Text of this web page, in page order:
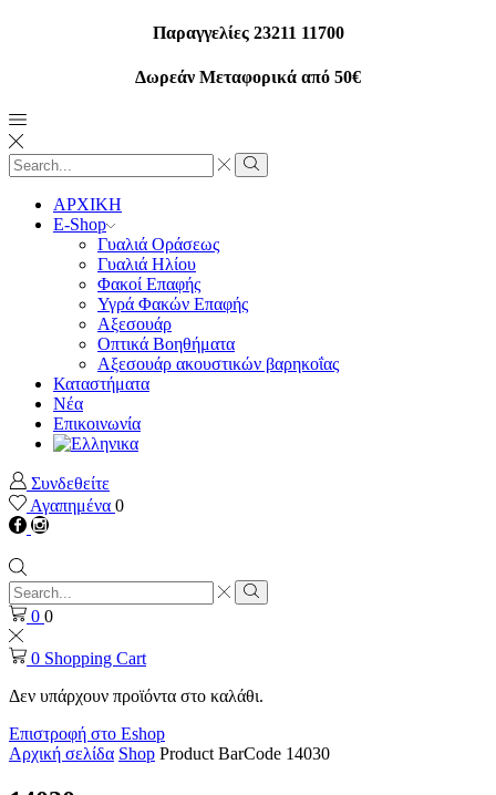
Παραγγελίες 23211 11700
Δωρεάν Μεταφορικά από 50€
Search
input
Search
ΑΡΧΙΚΗ
E-Shop
Γυαλιά Οράσεως
Γυαλιά Ηλίου
Φακοί Επαφής
Υγρά Φακών Επαφής
Αξεσουάρ
Οπτικά Βοηθήματα
Αξεσουάρ ακουστικών βαρηκοΐας
Καταστήματα
Νέα
Επικοινωνία
Συνδεθείτε
Αγαπημένα 0
Facebook
instagram
Search
input
Search
0 0
0 Shopping Cart
Δεν υπάρχουν προϊόντα στο καλάθι.
Επιστροφή στο Eshop
Αρχική σελίδα Shop Product BarCode 14030